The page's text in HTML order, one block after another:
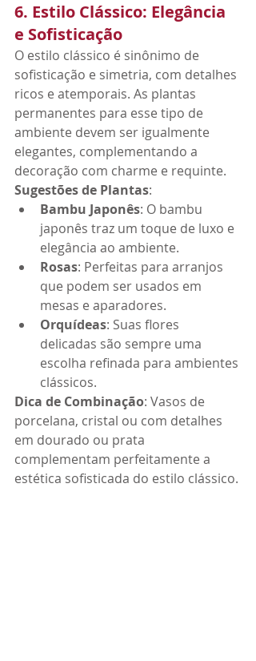
6. Estilo Clássico: Elegância
e Sofisticação
O estilo clássico é sinônimo de
sofisticação e simetria, com detalhes
ricos e atemporais. As plantas
permanentes para esse tipo de
ambiente devem ser igualmente
elegantes, complementando a
decoração com charme e requinte.
Sugestões de Plantas:
Bambu Japonês: O bambu
japonês traz um toque de luxo e
elegância ao ambiente.
Rosas: Perfeitas para arranjos
que podem ser usados em
mesas e aparadores.
Orquídeas: Suas flores
delicadas são sempre uma
escolha refinada para ambientes
clássicos.
Dica de Combinação: Vasos de
porcelana, cristal ou com detalhes
em dourado ou prata
complementam perfeitamente a
estética sofisticada do estilo clássico.